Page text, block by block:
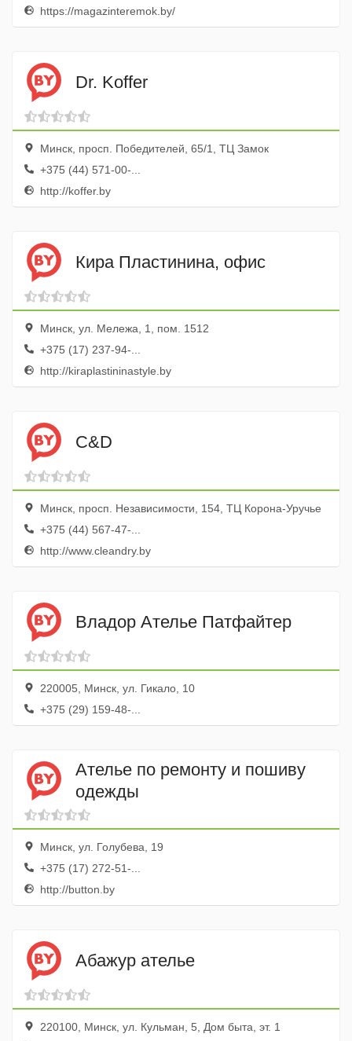
https://magazinteremok.by/
Dr. Koffer
Минск, просп. Победителей, 65/1, ТЦ Замок
+375 (44) 571-00-...
http://koffer.by
Кира Пластинина, офис
Минск, ул. Мележа, 1, пом. 1512
+375 (17) 237-94-...
http://kiraplastininastyle.by
C&D
Минск, просп. Независимости, 154, ТЦ Корона-Уручье
+375 (44) 567-47-...
http://www.cleandry.by
Владор Ателье Патфайтер
220005, Минск, ул. Гикало, 10
+375 (29) 159-48-...
Ателье по ремонту и пошиву
одежды
Минск, ул. Голубева, 19
+375 (17) 272-51-...
http://button.by
Абажур ателье
220100, Минск, ул. Кульман, 5, Дом быта, эт. 1